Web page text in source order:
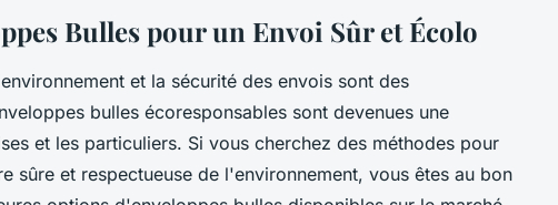
Bulles pour un Envoi Sûr et Écolo
et la sécurité des envois sont des
bulles écoresponsables sont devenues une
et les particuliers. Si vous cherchez des méthodes pour
sûre et respectueuse de l'environnement, vous êtes au bon